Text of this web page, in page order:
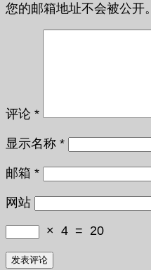
您的邮箱地址不会被公开。
评论 *
显示名称 *
邮箱 *
网站
× 4 = 20